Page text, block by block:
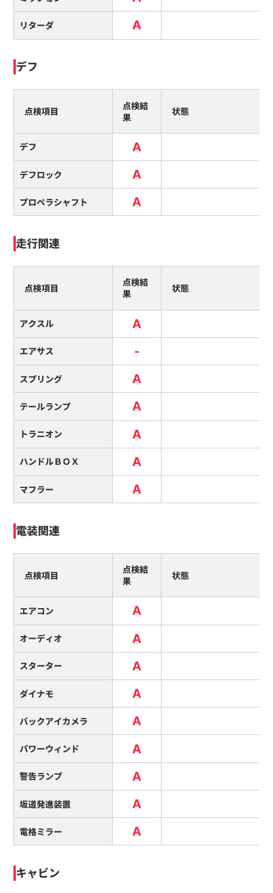
リターダ A
デフ
点検項目
点検結
果
状態
デフ A
デフロック A
プロペラシャフト A
走行関連
点検項目
点検結
果
状態
アクスル A
エアサス -
スプリング A
テールランプ A
トラニオン A
ハンドルＢＯＸ A
マフラー A
電装関連
点検項目
点検結
果
状態
エアコン A
オーディオ A
スターター A
ダイナモ A
バックアイカメラ A
パワーウィンド A
警告ランプ A
坂道発進装置 A
電格ミラー A
キャビン